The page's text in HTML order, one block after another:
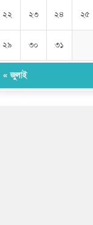
২২ ২৩ ২৪ ২৫
২৯ ৩০ ৩১
« জুলাই